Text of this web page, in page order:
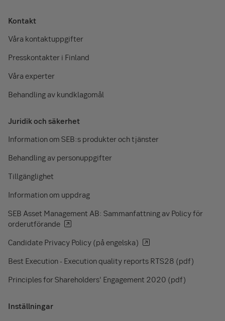
Kontakt
Våra kontaktuppgifter
Presskontakter i Finland
Våra experter
Behandling av kundklagomål
Juridik och säkerhet
Information om SEB:s produkter och tjänster
Behandling av personuppgifter
Tillgänglighet
Information om uppdrag
SEB Asset Management AB: Sammanfattning av Policy för
orderutförande
Candidate Privacy Policy (på engelska)
Best Execution - Execution quality reports RTS28 (pdf)
Principles for Shareholders’ Engagement 2020 (pdf)
Inställningar